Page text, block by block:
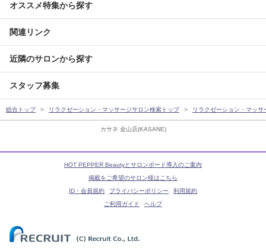
カサネ 金山店(KASANE)
オススメ特集から探す
関連リンク
近隣のサロンから探す
スタッフ募集
総合トップ リラクゼーション・マッサージサロン検索トップ リラクゼーション・マッ
HOT PEPPER Beautyとサロンボード導入のご案内
掲載をご希望のサロン様はこちら
ID・会員規約
プライバシーポリシー
利用規約
ご利用ガイド
ヘルプ